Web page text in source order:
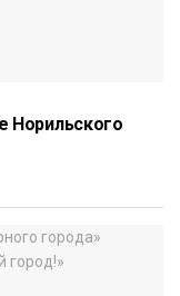
Норильского